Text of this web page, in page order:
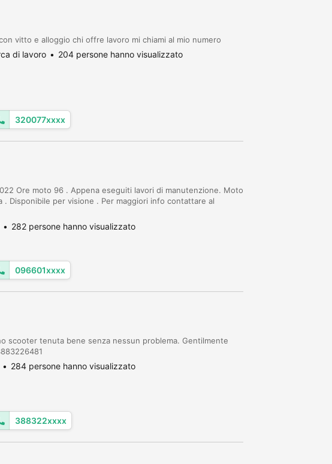
vitto e alloggio chi offre lavoro mi chiami al mio numero
di lavoro 204 persone hanno visualizzato
320077xxxx
Ore moto 96 . Appena eseguiti lavori di manutenzione. Moto
. Disponibile per visione . Per maggiori info contattare al
282 persone hanno visualizzato
096601xxxx
scooter tenuta bene senza nessun problema. Gentilmente
284 persone hanno visualizzato
388322xxxx